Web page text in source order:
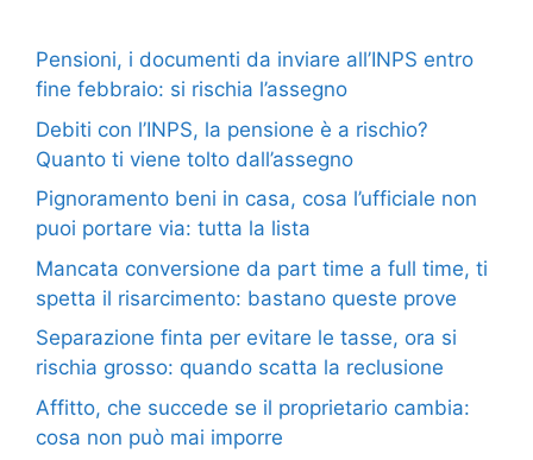
Pensioni, i documenti da inviare all’INPS entro
fine febbraio: si rischia l’assegno
Debiti con l’INPS, la pensione è a rischio?
Quanto ti viene tolto dall’assegno
Pignoramento beni in casa, cosa l’ufficiale non
puoi portare via: tutta la lista
Mancata conversione da part time a full time, ti
spetta il risarcimento: bastano queste prove
Separazione finta per evitare le tasse, ora si
rischia grosso: quando scatta la reclusione
Affitto, che succede se il proprietario cambia:
cosa non può mai imporre